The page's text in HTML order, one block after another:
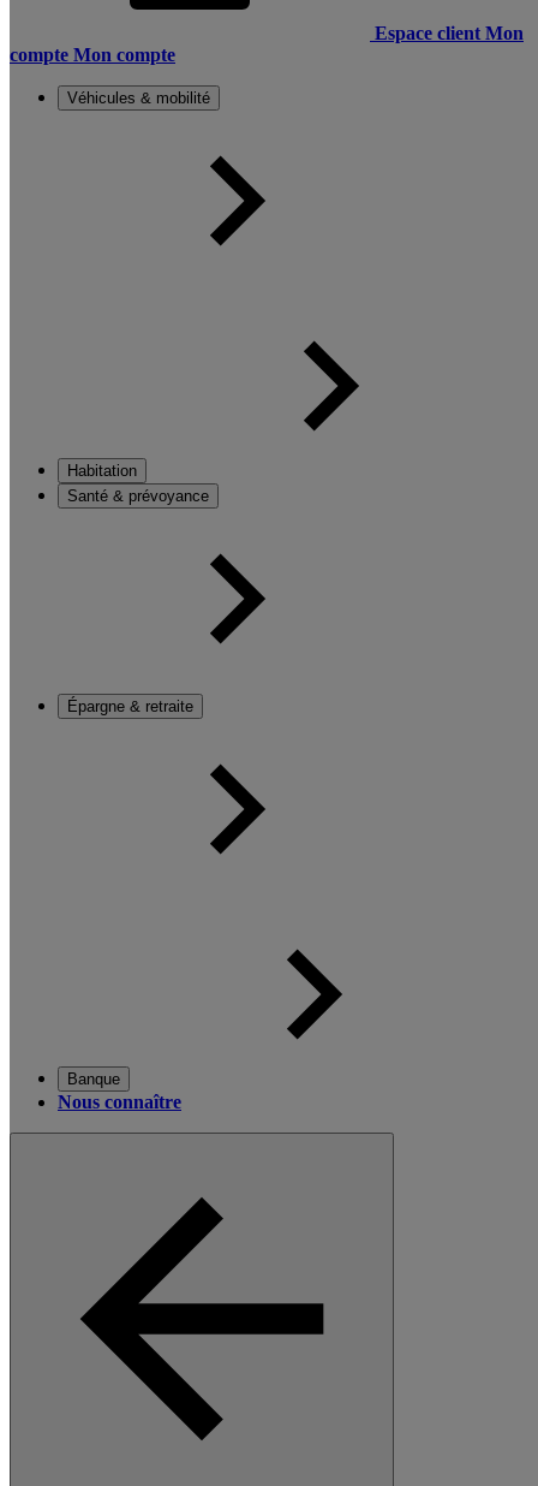
Espace client Mon
compte Mon compte
Véhicules & mobilité
Habitation
Santé & prévoyance
Épargne & retraite
Banque
Nous connaître